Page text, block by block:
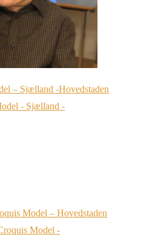
– Sjælland -Hovedstaden
Model – Hovedstaden